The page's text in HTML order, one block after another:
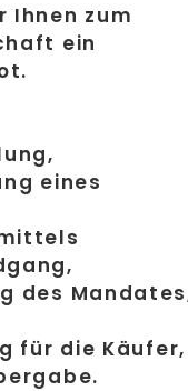
Ihnen zum
ein
eines
des
für die Käufer,